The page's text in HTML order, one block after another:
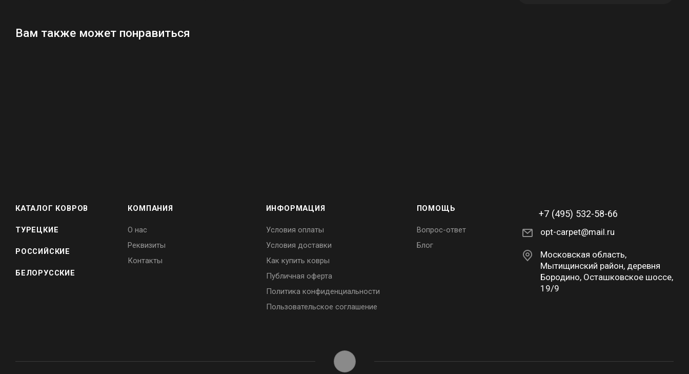
Вам также может понравиться
КАТАЛОГ КОВРОВ
ТУРЕЦКИЕ
РОССИЙСКИЕ
БЕЛОРУССКИЕ
КОМПАНИЯ
О нас
Реквизиты
Контакты
ИНФОРМАЦИЯ
Условия оплаты
Условия доставки
Как купить ковры
Публичная оферта
Политика конфиденциальности
Пользовательское соглашение
ПОМОЩЬ
Вопрос-ответ
Блог
+7 (495) 532-58-66
opt-carpet@mail.ru
Московская область,
Мытищинский район, деревня
Бородино, Осташковское шоссе,
19/9